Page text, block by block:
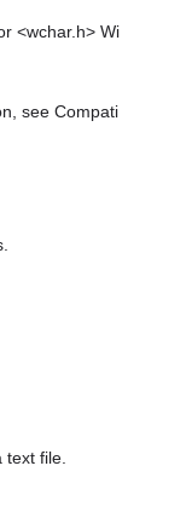
<wchar.h> Wi
see Compati
text file.